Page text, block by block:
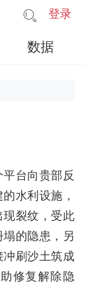
登录
数据
台向贵部反
水利设施，
裂纹，受此
的隐患，另
刷沙土筑成
修复解除隐